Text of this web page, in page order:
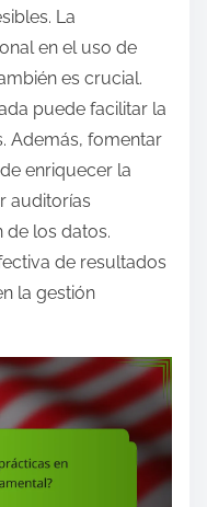
La
en el uso de
es crucial.
puede facilitar la
Además, fomentar
enriquecer la
auditorías
de los datos.
de resultados
la gestión